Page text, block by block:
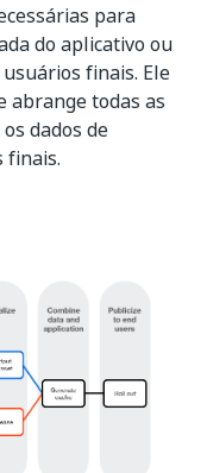
para
do aplicativo ou
finais. Ele
abrange todas as
dados de
finais.